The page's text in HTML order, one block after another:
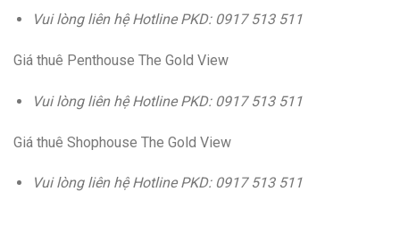
Vui lòng liên hệ Hotline PKD: 0917 513 511
Giá thuê Penthouse The Gold View
Vui lòng liên hệ Hotline PKD: 0917 513 511
Giá thuê Shophouse The Gold View
Vui lòng liên hệ Hotline PKD: 0917 513 511